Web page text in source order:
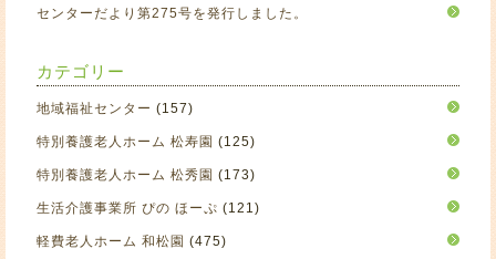
センターだより第275号を発行しました。
カテゴリー
地域福祉センター (157)
特別養護老人ホーム 松寿園 (125)
特別養護老人ホーム 松秀園 (173)
生活介護事業所 ぴの ほーぷ (121)
軽費老人ホーム 和松園 (475)